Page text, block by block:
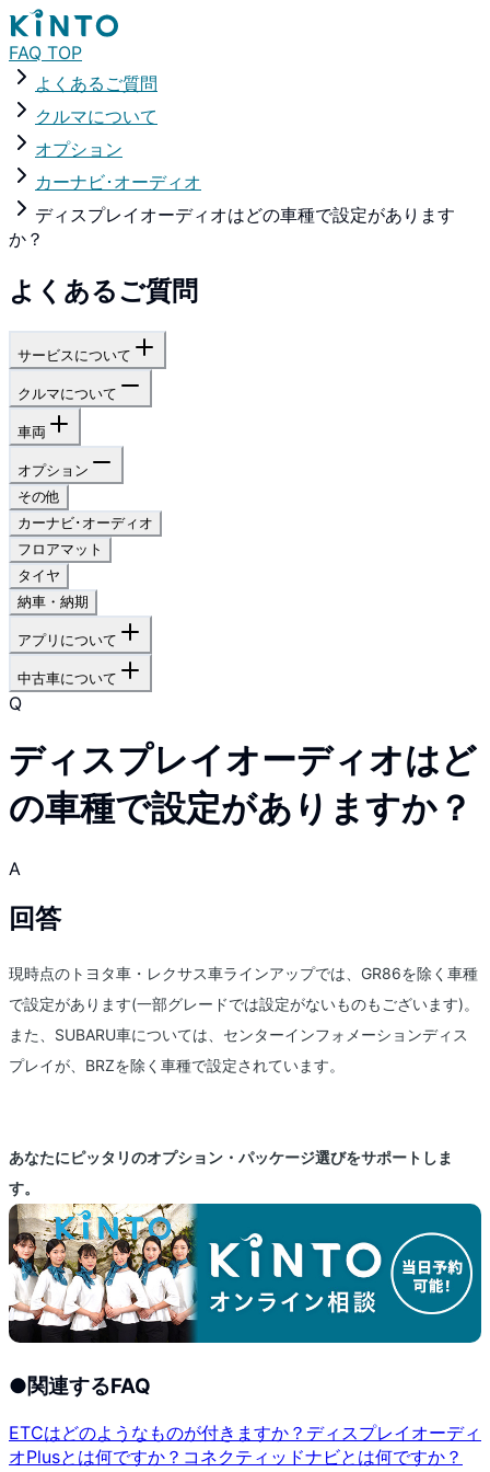
FAQ TOP
よくあるご質問
クルマについて
オプション
カーナビ･オーディオ
ディスプレイオーディオはどの車種で設定があります
か？
よくあるご質問
サービスについて
クルマについて
車両
オプション
その他
カーナビ･オーディオ
フロアマット
タイヤ
納車・納期
アプリについて
中古車について
Q
ディスプレイオーディオはど
の車種で設定がありますか？
A
回答
現時点のトヨタ車・レクサス車ラインアップでは、GR86を除く車種
で設定があります(一部グレードでは設定がないものもございます)。
また、SUBARU車については、センターインフォメーションディス
プレイが、BRZを除く車種で設定されています。
あなたにピッタリのオプション・パッケージ選びをサポートしま
す。
●関連するFAQ
ETCはどのようなものが付きますか？ ディスプレイオーディ
オPlusとは何ですか？ コネクティッドナビとは何ですか？